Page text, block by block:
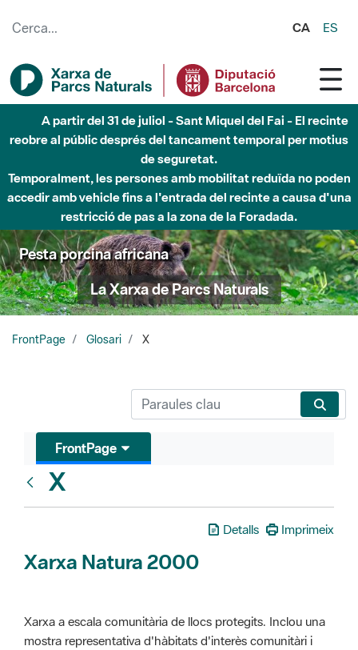
CA ES
A partir del 31 de juliol - Sant Miquel del Fai - El recinte
reobre al públic després del tancament temporal per motius
de seguretat.
Temporalment, les persones amb mobilitat reduïda no poden
accedir amb vehicle fins a l'entrada del recinte a causa d'una
restricció de pas a la zona de la Foradada.
Pesta porcina africana
La Xarxa de Parcs Naturals
FrontPage Glosari X
FrontPage
X
Detalls Imprimeix
Xarxa Natura 2000
Xarxa a escala comunitària de llocs protegits. Inclou una
mostra representativa d'hàbitats d'interès comunitàri i